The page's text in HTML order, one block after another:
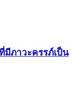
ภาวะครรภ์เป็น